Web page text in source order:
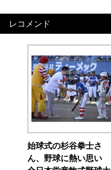
レコメンド
始球式の杉谷拳士さ
ん、野球に熱い思い